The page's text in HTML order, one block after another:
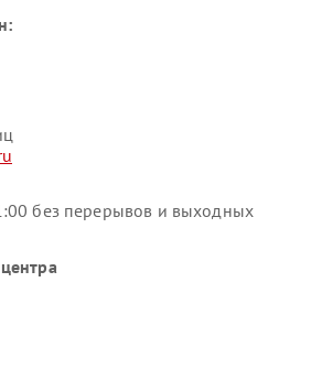
без перерывов и выходных